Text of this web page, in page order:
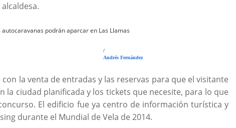
/
Andrés Fernández
la venta de entradas y las reservas para que el visitante
la ciudad planificada y los tickets que necesite, para lo que
El edificio fue ya centro de información turística y
durante el Mundial de Vela de 2014.